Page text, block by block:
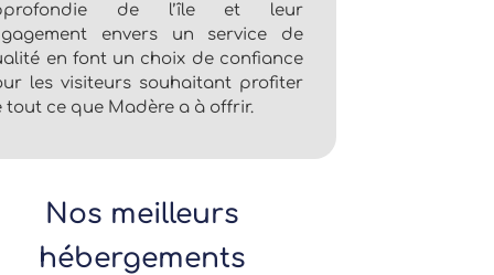
de l’île et leur
envers un service de
en font un choix de confiance
les visiteurs souhaitant profiter
tout ce que Madère a à offrir.
Nos meilleurs
hébergements